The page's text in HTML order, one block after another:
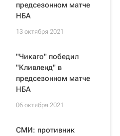
предсезонном матче
НБА
13 октября 2021
"Чикаго" победил
"Кливленд" в
предсезонном матче
НБА
06 октября 2021
СМИ: противник